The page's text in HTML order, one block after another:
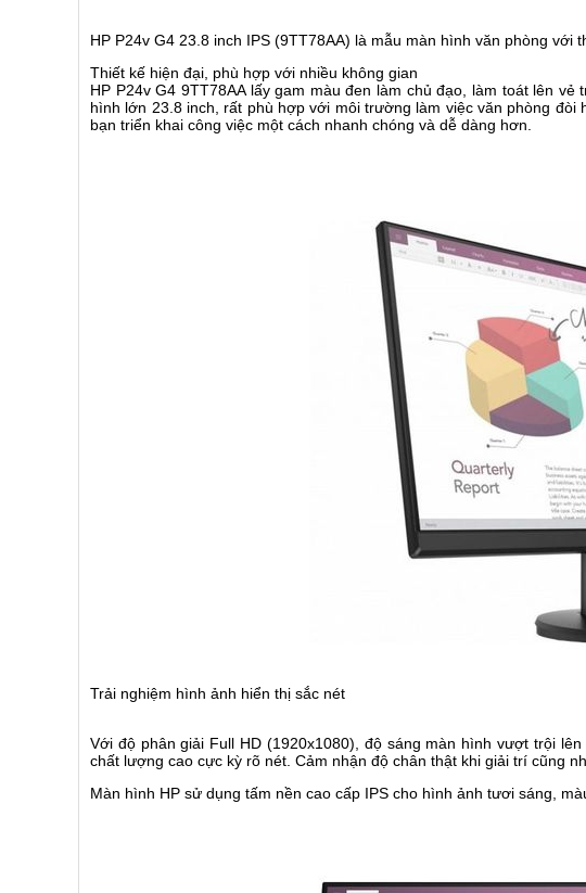
HP P24v G4 23.8 inch IPS (9TT78AA) là mẫu màn hình văn phòng
Thiết kế hiện đại, phù hợp với nhiều không gian
HP P24v G4 9TT78AA lấy gam màu đen làm chủ đạo, làm toát lên
hình lớn 23.8 inch, rất phù hợp với môi trường làm việc văn phòng
bạn triển khai công việc một cách nhanh chóng và dễ dàng hơn.
Trải nghiệm hình ảnh hiển thị sắc nét
Với độ phân giải Full HD (1920x1080), độ sáng màn hình vượt trội
chất lượng cao cực kỳ rõ nét. Cảm nhận độ chân thật khi giải trí cũng
Màn hình HP sử dụng tấm nền cao cấp IPS cho hình ảnh tươi sáng,